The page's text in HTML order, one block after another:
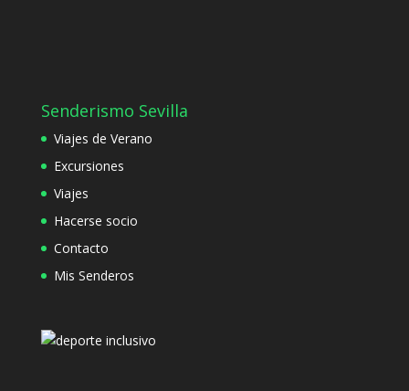
Senderismo Sevilla
Viajes de Verano
Excursiones
Viajes
Hacerse socio
Contacto
Mis Senderos